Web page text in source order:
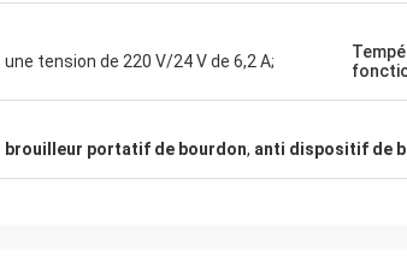
une tension de 220 V/24 V de 6,2 A;
brouilleur portatif de bourdon, anti dispositif de